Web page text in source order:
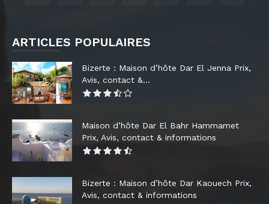
ARTICLES POPULAIRES
Bizerte : Maison d’hôte Dar El Jenna Prix,
Avis, contact &...
Maison d’hôte Dar El Bahr Hammamet
Prix, Avis, contact & informations
Bizerte : Maison d’hôte Dar Kaouech Prix,
Avis, contact & informations